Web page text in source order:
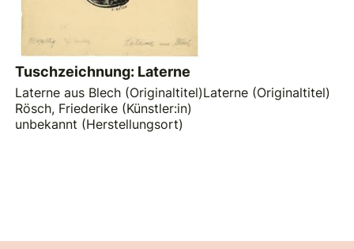
Tuschzeichnung: Laterne
Laterne aus Blech (Originaltitel)Laterne (Originaltitel)
Rösch, Friederike (Künstler:in)
unbekannt (Herstellungsort)